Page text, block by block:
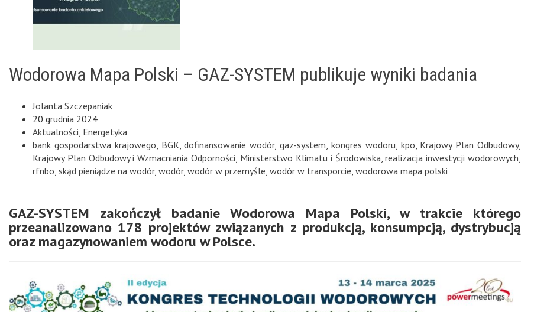
Wodorowa Mapa Polski – GAZ-SYSTEM publikuje wyniki badania
Jolanta Szczepaniak
20 grudnia 2024
Aktualności Energetyka
bank gospodarstwa krajowego BGK ,dofinansowanie wodór,gaz-system kongres wodoru kpo Krajowy Plan Odbudowy,
Krajowy Plan Odbudowy i Wzmacniania Odporności Ministerstwo Klimatu i Środowiska ,realizacja inwestycji wodorowych
rfnbo skąd pieniądze na wodór, wodór, wodór w przemyśle wodór w transporcie wodorowa mapa polski
GAZ-SYSTEM zakończył badanie Wodorowa Mapa Polski, w trakcie którego
przeanalizowano 178 projektów związanych z produkcją, konsumpcją, dystrybucją
oraz magazynowaniem wodoru w Polsce.